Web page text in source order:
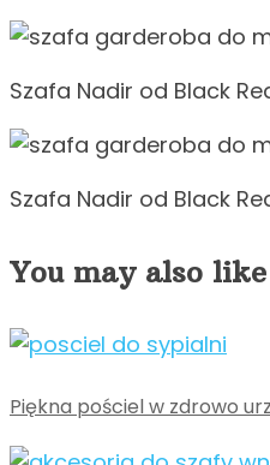
Szafa Nadir od Black
Szafa Nadir od Black
You may also like
Piękna pościel w zdrowo